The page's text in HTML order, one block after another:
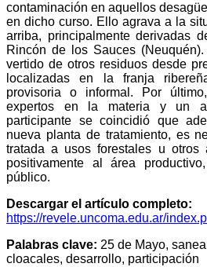
contaminación en aquellos
en dicho curso. Ello agrava a la
arriba, principalmente derivadas
Rincón de los Sauces
vertido de otros residuos desde
localizadas en la franja
provisoria o informal. Por
expertos en la materia y un
participante se coincidió que
nueva planta de tratamiento, es
tratada a usos forestales u otros
positivamente al área
público.
Descargar el artículo completo:
https://revele.uncoma.edu.ar/
Palabras clave: 25 de Mayo,
cloacales, desarrollo, participación